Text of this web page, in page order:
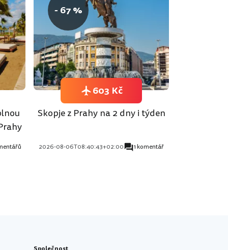
- 67 %
Skopje z Prahy na 2 dny i týden
2026-08-06T08:40:43+02:00 1 komentář
603 Kč